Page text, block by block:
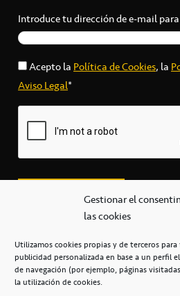
Gestionar el
las cookies
Utilizamos cookies propias y de terceros
publicidad personalizada en base a un perfil
de navegación (por ejemplo, páginas
la utilización de cookies.
Introduce tu dirección de e-mail
Acepto laPolítica de Cookies, la
Aviso Legal*
+34 922 253 684